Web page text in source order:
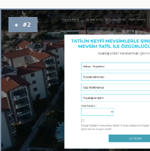
◈ #2